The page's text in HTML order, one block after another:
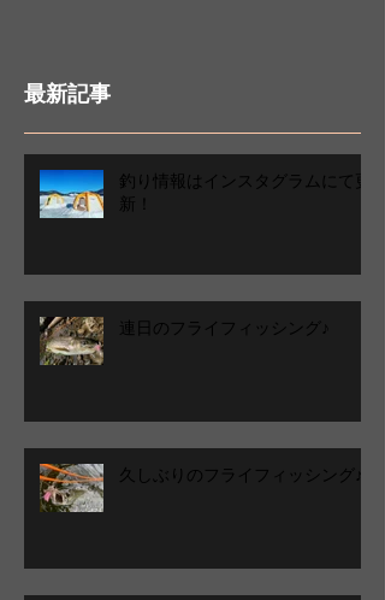
最新記事
釣り情報はインスタグラムにて更
新！
連日のフライフィッシング♪
久しぶりのフライフィッシング♪